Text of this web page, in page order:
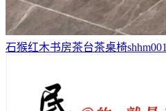
石猴红木书房茶台茶桌椅shhm001